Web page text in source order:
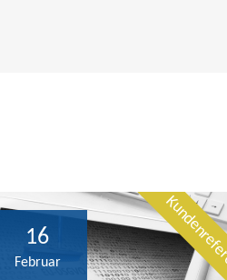
16
Februar